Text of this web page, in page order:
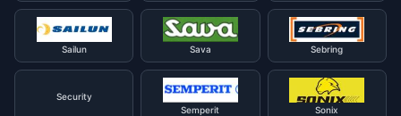
Sailun Sava Sebring
Security
Semperit
Sonix